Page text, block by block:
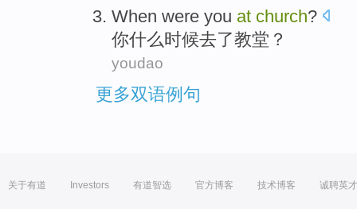
When were you at church?
你什么时候去了教堂 ？
youdao
更多双语例句
关于有道 Investors 有道智选 官方博客 技术博客 诚聘英才